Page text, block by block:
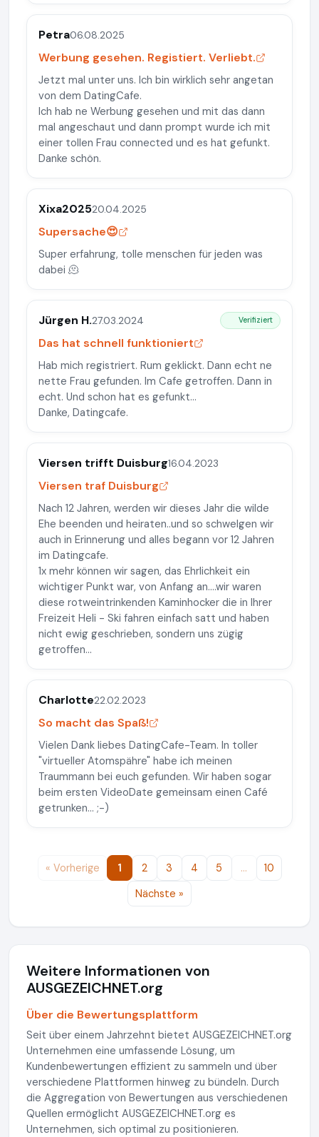
Petra06.08.2025
Werbung gesehen. Registiert. Verliebt.
Jetzt mal unter uns. Ich bin wirklich sehr angetan
von dem DatingCafe.
Ich hab ne Werbung gesehen und mit das dann
mal angeschaut und dann prompt wurde ich mit
einer tollen Frau connected und es hat gefunkt.
Danke schön.
Xixa202520.04.2025
Supersache😍
Super erfahrung, tolle menschen für jeden was
dabei 🫠
Jürgen H.27.03.2024 Verifiziert
Das hat schnell funktioniert
Hab mich registriert. Rum geklickt. Dann echt ne
nette Frau gefunden. Im Cafe getroffen. Dann in
echt. Und schon hat es gefunkt...
Danke, Datingcafe.
Viersen trifft Duisburg16.04.2023
Viersen traf Duisburg
Nach 12 Jahren, werden wir dieses Jahr die wilde
Ehe beenden und heiraten..und so schwelgen wir
auch in Erinnerung und alles begann vor 12 Jahren
im Datingcafe.
1x mehr können wir sagen, das Ehrlichkeit ein
wichtiger Punkt war, von Anfang an....wir waren
diese rotweintrinkenden Kaminhocker die in Ihrer
Freizeit Heli - Ski fahren einfach satt und haben
nicht ewig geschrieben, sondern uns zügig
getroffen...
Charlotte22.02.2023
So macht das Spaß!
Vielen Dank liebes DatingCafe-Team. In toller
"virtueller Atomspähre" habe ich meinen
Traummann bei euch gefunden. Wir haben sogar
beim ersten VideoDate gemeinsam einen Café
getrunken... ;-)
« Vorherige 1 2 3 4 5 …
10
Nächste »
Weitere Informationen von
AUSGEZEICHNET.org
Über die Bewertungsplattform
Seit über einem Jahrzehnt bietet AUSGEZEICHNET.org
Unternehmen eine umfassende Lösung, um
Kundenbewertungen effizient zu sammeln und über
verschiedene Plattformen hinweg zu bündeln. Durch
die Aggregation von Bewertungen aus verschiedenen
Quellen ermöglicht AUSGEZEICHNET.org es
Unternehmen, sich optimal zu positionieren.